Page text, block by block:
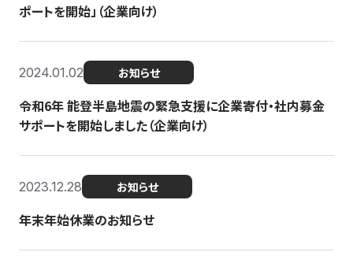
ポートを開始」（企業向け）
2024.01.02 お知らせ
令和6年 能登半島地震の緊急支援に企業寄付・社内募金
サポートを開始しました（企業向け）
2023.12.28 お知らせ
年末年始休業のお知らせ